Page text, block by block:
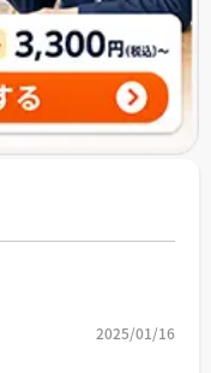
2025/01/16